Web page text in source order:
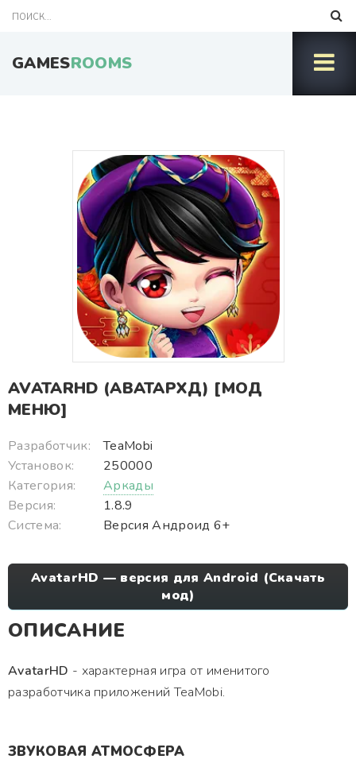
GAMESROOMS
AVATARHD (АВАТАРХД) [МОД
МЕНЮ]
Разработчик:
TeaMobi
Установок:
250000
Категория:
Аркады
Версия:
1.8.9
Система:
Версия Андроид 6+
AvatarHD — версия для Android (Скачать
мод)
ОПИСАНИЕ
AvatarHD - характерная игра от именитого
разработчика приложений TeaMobi.
ЗВУКОВАЯ АТМОСФЕРА